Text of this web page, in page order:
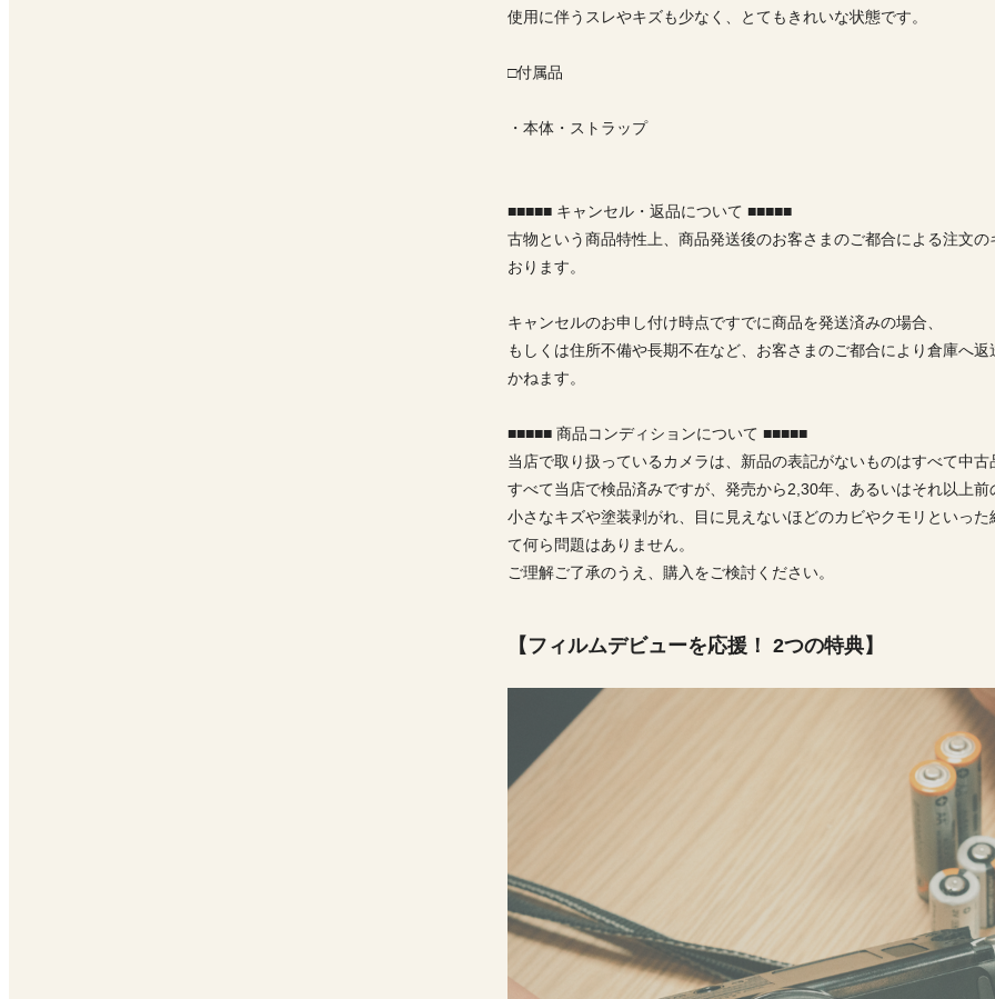
使用に伴うスレやキズも少なく、とてもきれいな状態です。
□付属品
・本体・ストラップ
■■■■■ キャンセル・返品について ■■■■■
古物という商品特性上、商品発送後のお客さまのご都合による注文
おります。
キャンセルのお申し付け時点ですでに商品を発送済みの場合、
もしくは住所不備や長期不在など、お客さまのご都合により倉庫へ
かねます。
■■■■■ 商品コンディションについて ■■■■■
当店で取り扱っているカメラは、新品の表記がないものはすべて中古
すべて当店で検品済みですが、発売から2,30年、あるいはそれ以上
小さなキズや塗装剥がれ、目に見えないほどのカビやクモリといっ
て何ら問題はありません。
ご理解ご了承のうえ、購入をご検討ください。
【フィルムデビューを応援！ 2つの特典】